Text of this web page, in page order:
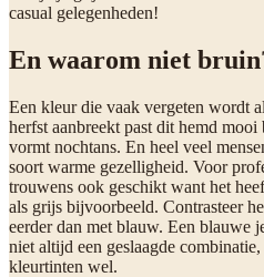
casual gelegenheden!
En waarom niet
Een kleur die vaak vergeten wordt
herfst aanbreekt past dit hemd
vormt nochtans. En heel veel
soort warme gezelligheid. Voor
trouwens ook geschikt want het
als grijs bijvoorbeeld. Contrasteer
eerder dan met blauw. Een blauwe
niet altijd een geslaagde
kleurtinten wel.